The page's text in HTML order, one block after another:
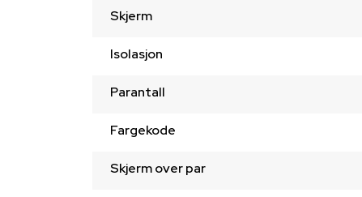
Skjerm
Isolasjon
Parantall
Fargekode
Skjerm over par